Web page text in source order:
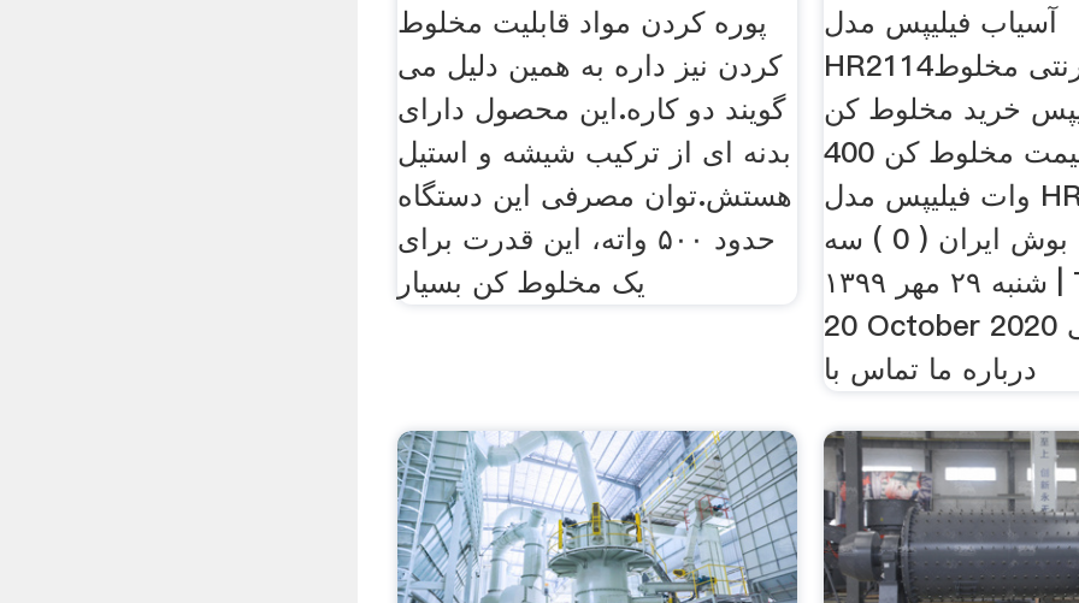
پوره کردن مواد قابلیت مخلوط
کردن نیز داره به همین دلیل می
گویند دو کاره.این محصول دارای
بدنه ای از ترکیب شیشه و استیل
هستش.توان مصرفی این دستگاه
حدود ۵۰۰ واته، این قدرت برای
یک مخلوط کن بسیار
آسیاب فیلیپس مدل
HR2114خرید اینترنتی مخلوط
خرید مخلوط کن
فیلیپس قیمت مخلوط کن 400
وات فیلیپس مدل HR2114 .
اینستاگرام بوش ایران ( 0 ) سه
شنبه ۲۹ مهر ۱۳۹۹ | Tuesday
20 October 2020 صفحه اصلی
درباره ما تماس با